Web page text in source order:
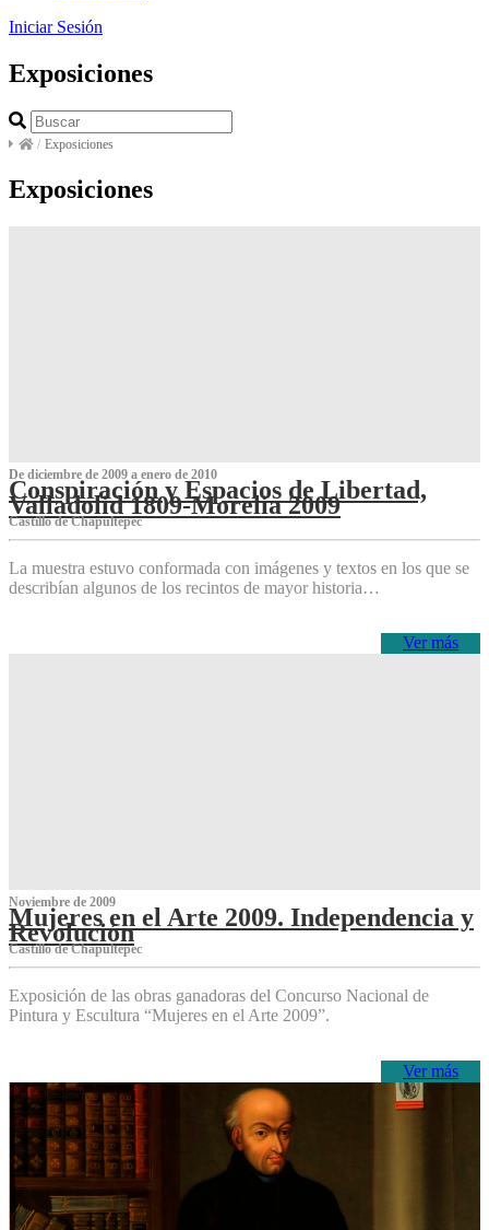
Iniciar Sesión
Exposiciones
/ Exposiciones
Exposiciones
De diciembre de 2009 a enero de 2010
Conspiración y Espacios de Libertad,
Valladolid 1809-Morelia 2009
Castillo de Chapultepec
La muestra estuvo conformada con imágenes y textos en los que se
describían algunos de los recintos de mayor historia…
Ver más
Noviembre de 2009
Mujeres en el Arte 2009. Independencia y
Revolución
Castillo de Chapultepec
Exposición de las obras ganadoras del Concurso Nacional de
Pintura y Escultura “Mujeres en el Arte 2009”.
Ver más